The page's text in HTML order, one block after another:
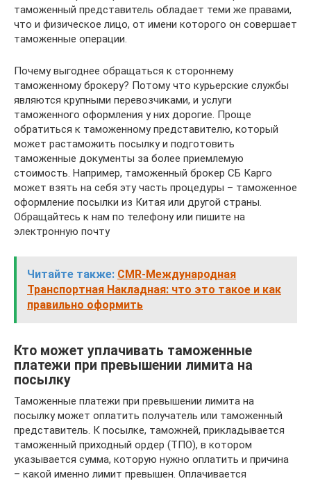
таможенный представитель обладает теми же правами,
что и физическое лицо, от имени которого он совершает
таможенные операции.
Почему выгоднее обращаться к стороннему
таможенному брокеру? Потому что курьерские службы
являются крупными перевозчиками, и услуги
таможенного оформления у них дорогие. Проще
обратиться к таможенному представителю, который
может растаможить посылку и подготовить
таможенные документы за более приемлемую
стоимость. Например, таможенный брокер СБ Карго
может взять на себя эту часть процедуры – таможенное
оформление посылки из Китая или другой страны.
Обращайтесь к нам по телефону или пишите на
электронную почту
Читайте также: CMR-Международная
Транспортная Накладная: что это такое и как
правильно оформить
Кто может уплачивать таможенные
платежи при превышении лимита на
посылку
Таможенные платежи при превышении лимита на
посылку может оплатить получатель или таможенный
представитель. К посылке, таможней, прикладывается
таможенный приходный ордер (ТПО), в котором
указывается сумма, которую нужно оплатить и причина
– какой именно лимит превышен. Оплачивается